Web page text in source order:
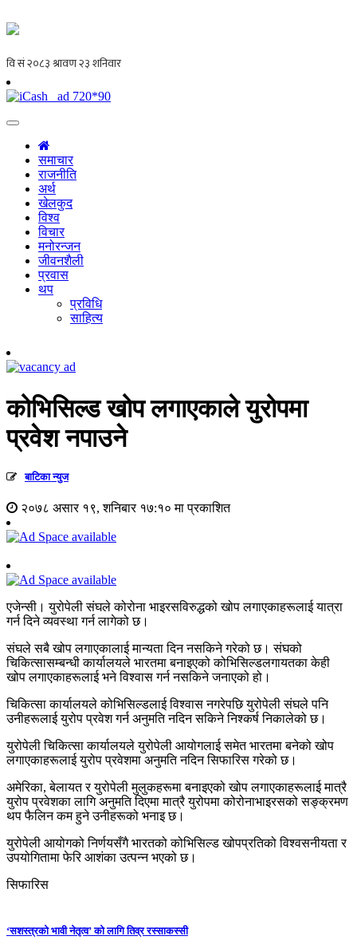
समाचार
राजनीति
अर्थ
खेलकुद
विश्व
विचार
मनोरन्जन
जीवनशैली
प्रवास
थप
प्रविधि
साहित्य
कोभिसिल्ड खोप लगाएकाले युरोपमा
प्रवेश नपाउने
बाटिका न्युज
२०७८ असार १९, शनिबार १७:१० मा प्रकाशित
एजेन्सी। युरोपेली संघले कोरोना भाइरसविरुद्धको खोप लगाएकाहरूलाई यात्रा
गर्न दिने व्यवस्था गर्न लागेको छ।
संघले सबै खोप लगाएकालाई मान्यता दिन नसकिने गरेको छ। संघको
चिकित्सासम्बन्धी कार्यालयले भारतमा बनाइएको कोभिसिल्डलगायतका केही
खोप लगाएकाहरूलाई भने विश्वास गर्न नसकिने जनाएको हो।
चिकित्सा कार्यालयले कोभिसिल्डलाई विश्वास नगरेपछि युरोपेली संघले पनि
उनीहरूलाई युरोप प्रवेश गर्न अनुमति नदिन सकिने निश्कर्ष निकालेको छ।
युरोपेली चिकित्सा कार्यालयले युरोपेली आयोगलाई समेत भारतमा बनेको खोप
लगाएकाहरूलाई युरोप प्रवेशमा अनुमति नदिन सिफारिस गरेको छ।
अमेरिका, बेलायत र युरोपेली मुलुकहरूमा बनाइएको खोप लगाएकाहरूलाई मात्रै
युरोप प्रवेशका लागि अनुमति दिएमा मात्रै युरोपमा कोरोनाभाइरसको सङ्क्रमण
थप फैलिन कम हुने उनीहरूको भनाइ छ।
युरोपेली आयोगको निर्णयसँगै भारतको कोभिसिल्ड खोपप्रतिको विश्वसनीयता र
उपयोगितामा फेरि आशंका उत्पन्न भएको छ।
सिफारिस
‘सशस्त्रको भावी नेतृत्व’ को लागि तिव्र रस्साकस्सी